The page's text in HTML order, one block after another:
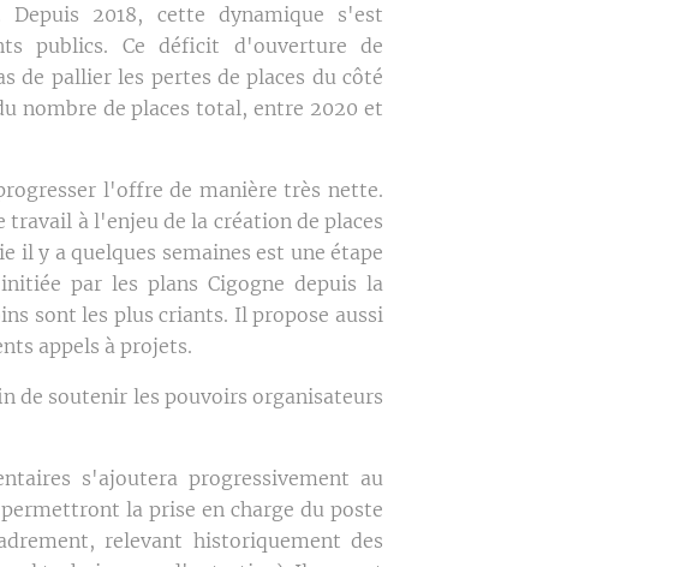
Depuis 2018, cette dynamique s'est
publics. Ce déficit d'ouverture de
de pallier les pertes de places du côté
nombre de places total, entre 2020 et
l'offre de manière très nette.
travail à l'enjeu de la création de places
il y a quelques semaines est une étape
par les plans Cigogne depuis la
sont les plus criants. Il propose aussi
appels à projets.
de soutenir les pouvoirs organisateurs
s'ajoutera progressivement au
la prise en charge du poste
relevant historiquement des